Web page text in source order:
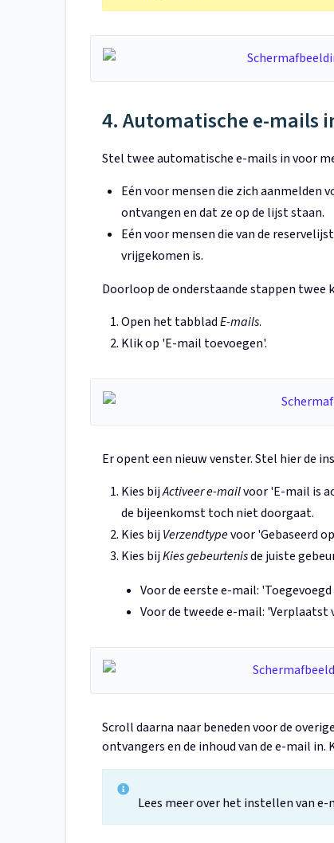
4. Automatische e-mails
Stel twee automatische e-mails in voor
Eén voor mensen die zich aanmelden
ontvangen en dat ze op de lijst staan.
Eén voor mensen die van de
vrijgekomen is.
Doorloop de onderstaande stappen twee
Open het tabbladE-mails.
Klik op 'E-mail toevoegen'.
Er opent een nieuw venster. Stel hier de
Kies bijActiveer e-mailvoor 'E-mail is
de bijeenkomst toch niet doorgaat.
Kies bijVerzendtypevoor 'Gebaseerd
Kies bijKies gebeurtenisde juiste
Voor de eerste e-mail:
Voor de tweede e-mail:
Scroll daarna naar beneden voor de
ontvangers en de inhoud van de e-mail
Lees meer over het instellen van